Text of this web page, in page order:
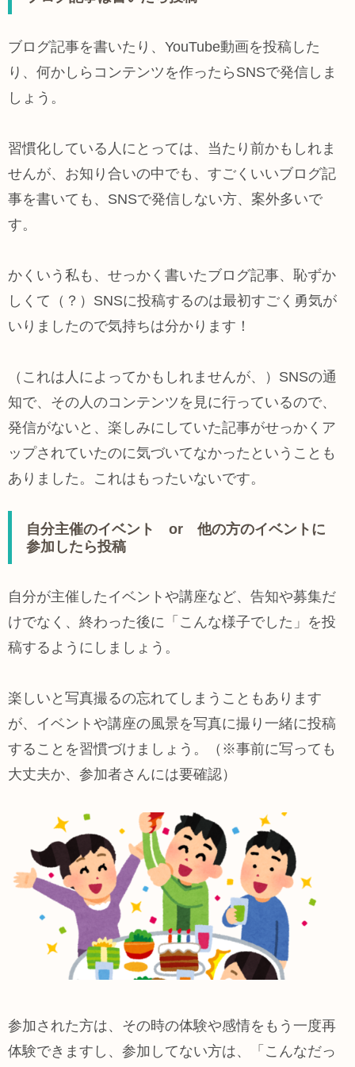
ブログ記事を書いたり、YouTube動画を投稿した
り、何かしらコンテンツを作ったらSNSで発信しま
しょう。
習慣化している人にとっては、当たり前かもしれま
せんが、お知り合いの中でも、すごくいいブログ記
事を書いても、SNSで発信しない方、案外多いで
す。
かくいう私も、せっかく書いたブログ記事、恥ずか
しくて（？）SNSに投稿するのは最初すごく勇気が
いりましたので気持ちは分かります！
（これは人によってかもしれませんが、）SNSの通
知で、その人のコンテンツを見に行っているので、
発信がないと、楽しみにしていた記事がせっかくア
ップされていたのに気づいてなかったということも
ありました。これはもったいないです。
自分主催のイベント or 他の方のイベントに
参加したら投稿
自分が主催したイベントや講座など、告知や募集だ
けでなく、終わった後に「こんな様子でした」を投
稿するようにしましょう。
楽しいと写真撮るの忘れてしまうこともあります
が、イベントや講座の風景を写真に撮り一緒に投稿
することを習慣づけましょう。（※事前に写っても
大丈夫か、参加者さんには要確認）
参加された方は、その時の体験や感情をもう一度再
体験できますし、参加してない方は、「こんなだっ